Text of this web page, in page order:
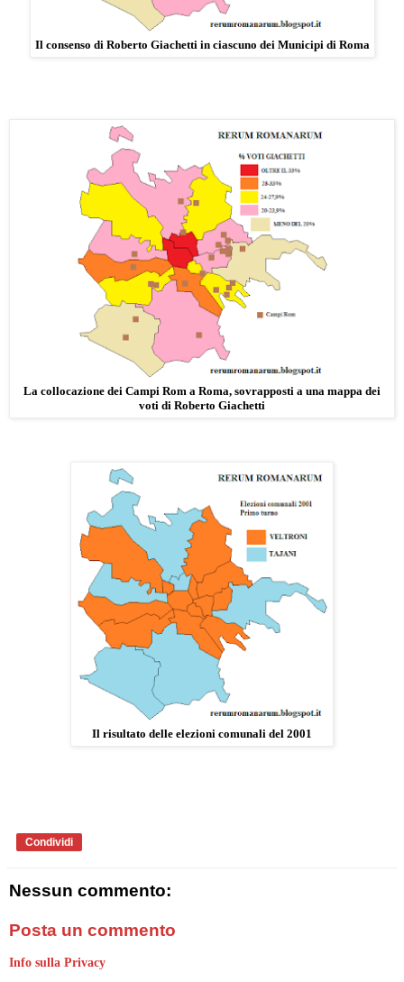
Il consenso di Roberto Giachetti in ciascuno dei Municipi di Roma
La collocazione dei Campi Rom a Roma, sovrapposti a una mappa dei
voti di Roberto Giachetti
Il risultato delle elezioni comunali del 2001
Condividi
Nessun commento:
Posta un commento
Info sulla Privacy